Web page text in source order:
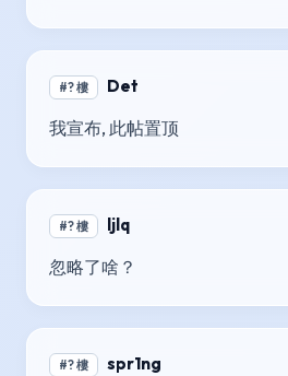
#? 樓 Det
我宣布, 此帖置顶
#? 樓 ljlq
忽略了啥？
#? 樓 spr1ng